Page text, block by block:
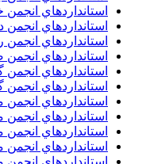
استانداردهاي
استانداردهاي
استانداردهاي انجمن
استانداردهاي انجمن
استانداردهاي انجمن
استانداردهاي
استانداردهاي
استانداردهاي
استانداردهاي
استانداردهاي
استانداردهاي